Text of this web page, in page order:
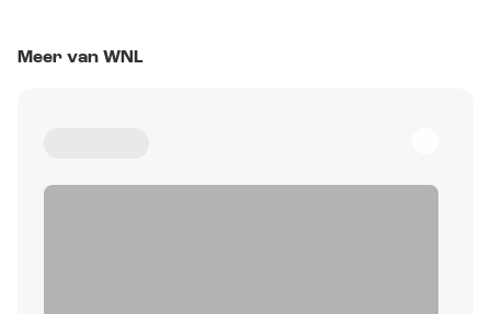
Meer van WNL